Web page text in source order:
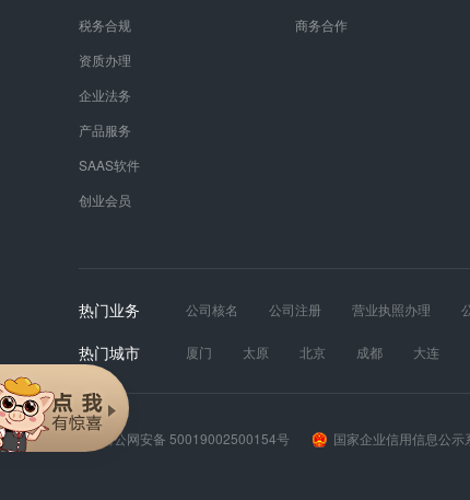
税务合规
资质办理
企业法务
产品服务
SAAS软件
创业会员
商务合作
热门业务 公司核名 公司注册 营业执照办理
发票真伪
财税服务 工商年报 道路
热门城市 厦门 太原 北京 成都 大连
渝公网安备 50019002500154号 国家企业信用信息公示